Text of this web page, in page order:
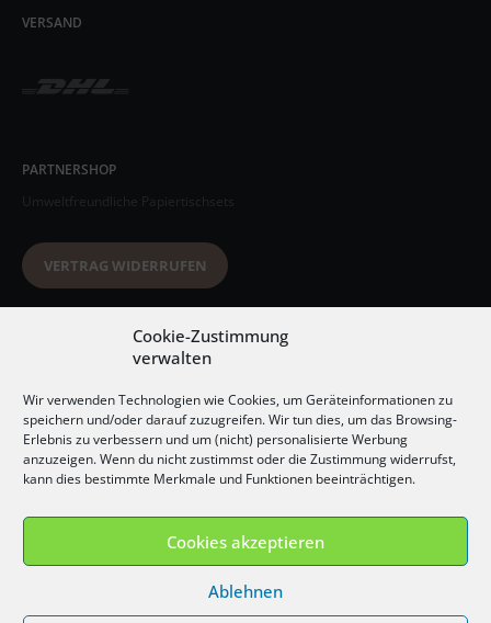
Cookie-Zustimmung
verwalten
Wir verwenden Technologien wie Cookies, um Geräteinformationen zu
speichern und/oder darauf zuzugreifen. Wir tun dies, um das Browsing-
Erlebnis zu verbessern und um (nicht) personalisierte Werbung
anzuzeigen. Wenn du nicht zustimmst oder die Zustimmung widerrufst,
kann dies bestimmte Merkmale und Funktionen beeinträchtigen.
Cookies akzeptieren
Ablehnen
VERSAND
PARTNERSHOP
Umweltfreundliche Papiertischsets
VERTRAG WIDERRUFEN
Datenschutzerklärung
Impressum
Widerrufsbelehrung
Versandkosten